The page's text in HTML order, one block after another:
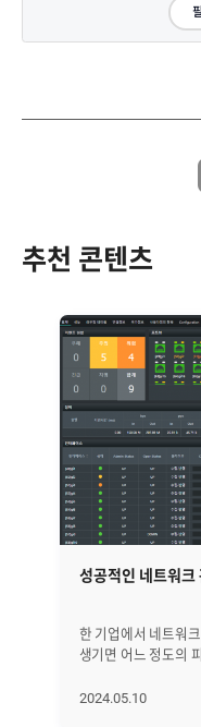
추천 콘텐츠
성공적인 네트워
한 기업에서 네트워
생기면 어느 정도의 피
발생한다고 합니다.
2024.05.10